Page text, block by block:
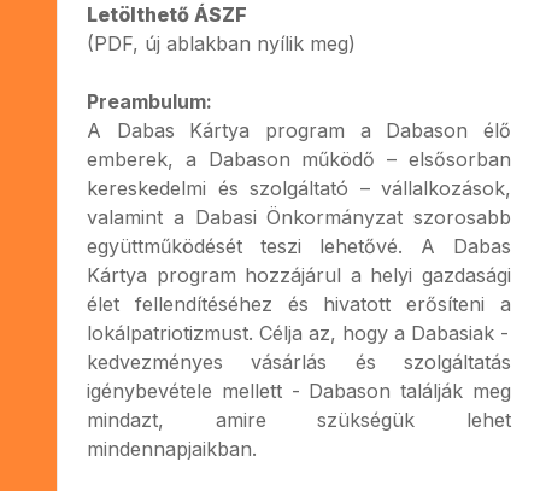
Letölthető ÁSZF
(PDF, új ablakban nyílik meg)
Preambulum:
A Dabas Kártya program a Dabason élő
emberek, a Dabason működő – elsősorban
kereskedelmi és szolgáltató – vállalkozások,
valamint a Dabasi Önkormányzat szorosabb
együttműködését teszi lehetővé. A Dabas
Kártya program hozzájárul a helyi gazdasági
élet fellendítéséhez és hivatott erősíteni a
lokálpatriotizmust. Célja az, hogy a Dabasiak -
kedvezményes vásárlás és szolgáltatás
igénybevétele mellett - Dabason találják meg
mindazt, amire szükségük lehet
mindennapjaikban.